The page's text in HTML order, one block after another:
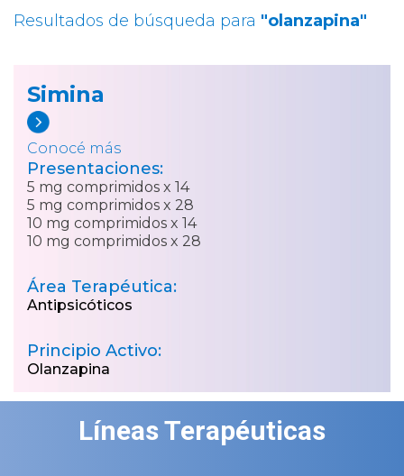
Resultados de búsqueda para "olanzapina"
Simina
Conocé más
Presentaciones:
5 mg comprimidos x 14
5 mg comprimidos x 28
10 mg comprimidos x 14
10 mg comprimidos x 28
Área Terapéutica:
Antipsicóticos
Principio Activo:
Olanzapina
Líneas Terapéuticas